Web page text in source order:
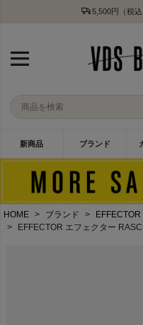
5,500円（税
新商品 ブランド
HOME ブランド
EFFECTOR エフェクター